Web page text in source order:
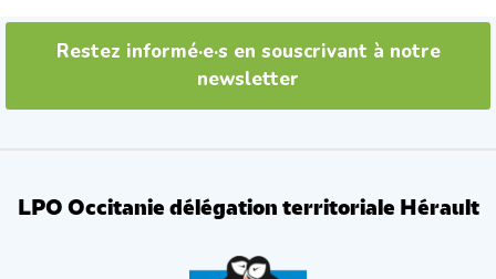
Restez informé·e·s en souscrivant à notre
newsletter
LPO Occitanie délégation territoriale Hérault